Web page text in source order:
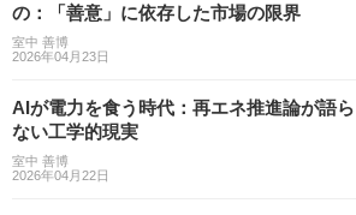
の：「善意」に依存した市場の限界
室中 善博
2026年04月23日
AIが電力を食う時代：再エネ推進論が語ら
ない工学的現実
室中 善博
2026年04月22日